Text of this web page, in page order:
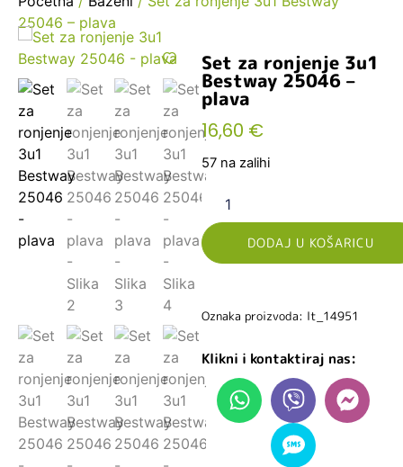
25046 – plava
Set za ronjenje 3u1
Bestway 25046 –
plava
16,60 €
57 na zalihi
DODAJ U KOŠARICU
Oznaka proizvoda: lt_14951
Klikni i kontaktiraj nas: